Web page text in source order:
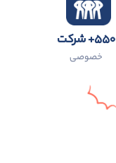
۵۵۰+ شرکت
خصوصی